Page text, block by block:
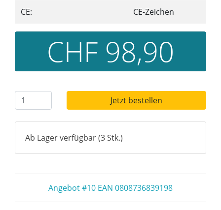
CE: CE-Zeichen
CHF 98,90
Jetzt bestellen
Ab Lager verfügbar (3 Stk.)
Angebot #10 EAN 0808736839198